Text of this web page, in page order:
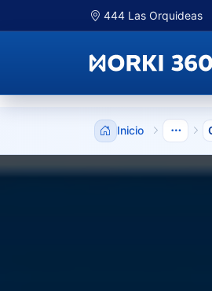
444 Las Orquideas
Inicio